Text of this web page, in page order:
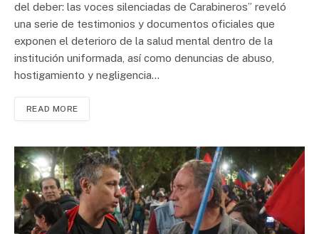
del deber: las voces silenciadas de Carabineros” reveló
una serie de testimonios y documentos oficiales que
exponen el deterioro de la salud mental dentro de la
institución uniformada, así como denuncias de abuso,
hostigamiento y negligencia…
READ MORE